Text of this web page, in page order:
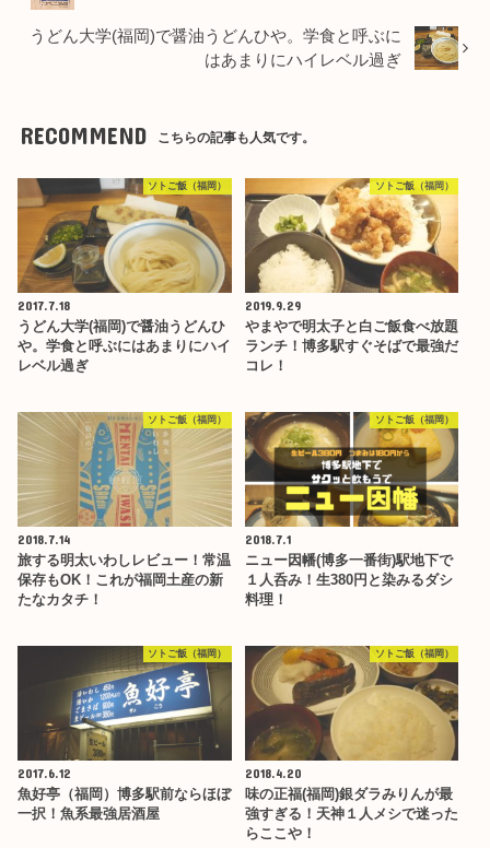
うどん大学(福岡)で醤油うどんひや。学食と呼ぶに
はあまりにハイレベル過ぎ
RECOMMEND こちらの記事も人気です。
ソトご飯（福岡）
2017.7.18
うどん大学(福岡)で醤油うどんひ
や。学食と呼ぶにはあまりにハイ
レベル過ぎ
ソトご飯（福岡）
2019.9.29
やまやで明太子と白ご飯食べ放題
ランチ！博多駅すぐそばで最強だ
コレ！
ソトご飯（福岡）
2018.7.14
旅する明太いわしレビュー！常温
保存もOK！これが福岡土産の新
たなカタチ！
ソトご飯（福岡）
2018.7.1
ニュー因幡(博多一番街)駅地下で
１人呑み！生380円と染みるダシ
料理！
ソトご飯（福岡）
2017.6.12
魚好亭（福岡）博多駅前ならほぼ
一択！魚系最強居酒屋
ソトご飯（福岡）
2018.4.20
味の正福(福岡)銀ダラみりんが最
強すぎる！天神１人メシで迷った
らここや！